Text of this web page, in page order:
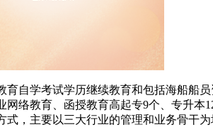
学考试学历继续教育和包括海船船
络教育、函授教育高起专9个、专升
，主要以三大行业的管理和业务骨干为